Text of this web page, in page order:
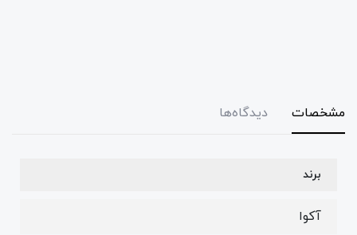
مشخصات دیدگاه‌ها
برند
آکوا